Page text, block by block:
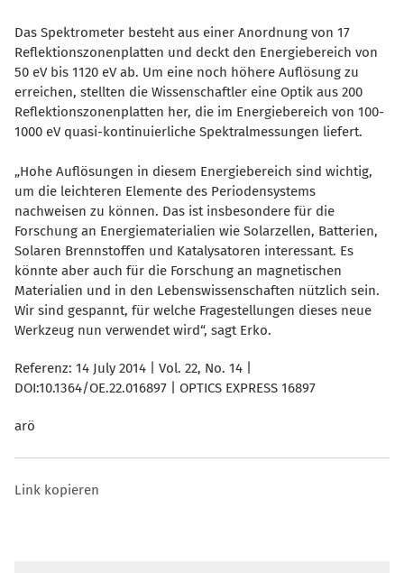
Das Spektrometer besteht aus einer Anordnung von 17
Reflektionszonenplatten und deckt den Energiebereich von
50 eV bis 1120 eV ab. Um eine noch höhere Auflösung zu
erreichen, stellten die Wissenschaftler eine Optik aus 200
Reflektionszonenplatten her, die im Energiebereich von 100-
1000 eV quasi-kontinuierliche Spektralmessungen liefert.
Hohe Auflösungen in diesem Energiebereich sind wichtig,
um die leichteren Elemente des Periodensystems
nachweisen zu können. Das ist insbesondere für die
Forschung an Energiematerialien wie Solarzellen, Batterien,
Solaren Brennstoffen und Katalysatoren interessant. Es
könnte aber auch für die Forschung an magnetischen
Materialien und in den Lebenswissenschaften nützlich sein.
Wir sind gespannt, für welche Fragestellungen dieses neue
Werkzeug nun verwendet wird“, sagt Erko.
Referenz: 14 July 2014 | Vol. 22, No. 14 |
DOI:10.1364/OE.22.016897 | OPTICS EXPRESS 16897
arö
Link kopieren